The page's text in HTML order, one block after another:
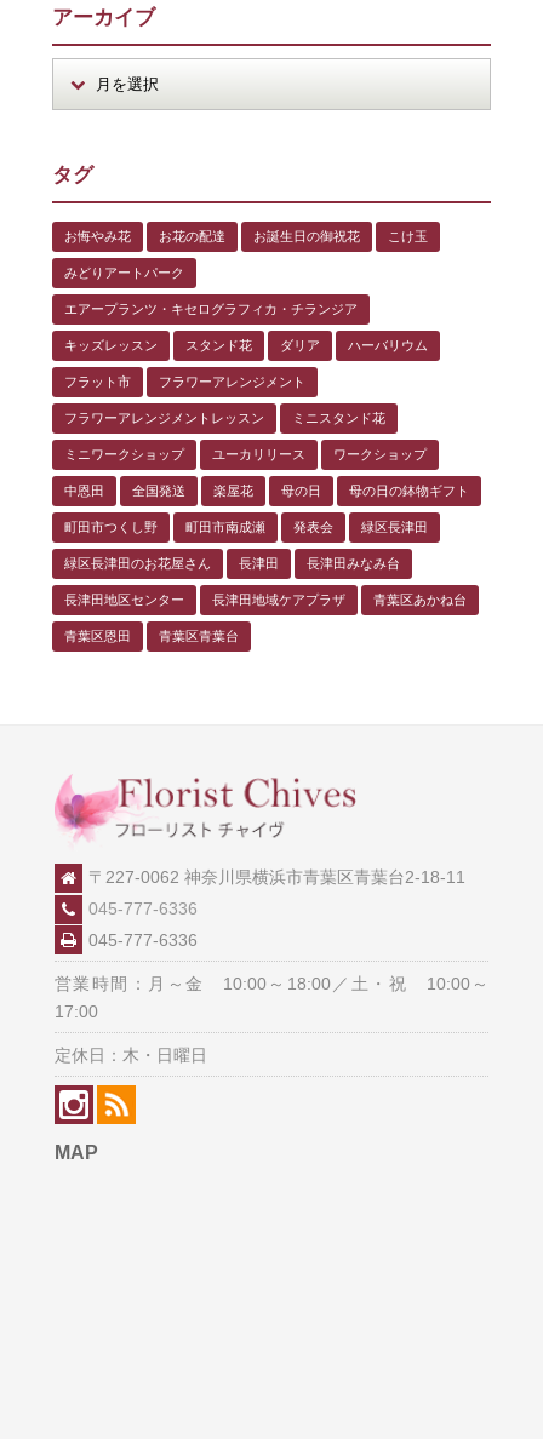
アーカイブ
タグ
お悔やみ花 お花の配達 お誕生日の御祝花 こけ玉
みどりアートパーク
エアープランツ・キセログラフィカ・チランジア
キッズレッスン スタンド花 ダリア ハーバリウム
フラット市 フラワーアレンジメント
フラワーアレンジメントレッスン ミニスタンド花
ミニワークショップ ユーカリリース ワークショップ
中恩田 全国発送 楽屋花 母の日 母の日の鉢物ギフト
町田市つくし野 町田市南成瀬 発表会 緑区長津田
緑区長津田のお花屋さん 長津田 長津田みなみ台
長津田地区センター 長津田地域ケアプラザ 青葉区あかね台
青葉区恩田 青葉区青葉台
〒227-0062 神奈川県横浜市青葉区青葉台2-18-11
045-777-6336
045-777-6336
営業時間：月～金 10:00～18:00／土・祝 10:00～
17:00
定休日：木・日曜日
MAP